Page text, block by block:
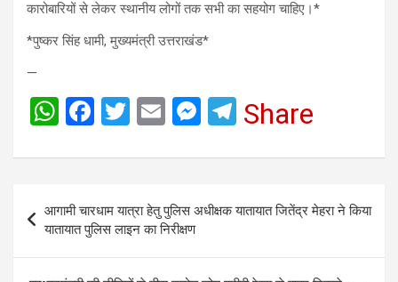
कारोबारियों से लेकर स्थानीय लोगों तक सभी का सहयोग चाहिए।*
*पुष्कर सिंह धामी, मुख्यमंत्री उत्तराखंड*
—
W
at
s
A
p
F
ce
o
o
T
tt
er
E
ail
M
se
n
g
er
T
e
a
m
Share
navigation
आगामी चारधाम यात्रा हेतु पुलिस अधीक्षक यातायात जितेंद्र मेहरा ने किया
यातायात पुलिस लाइन का निरीक्षण